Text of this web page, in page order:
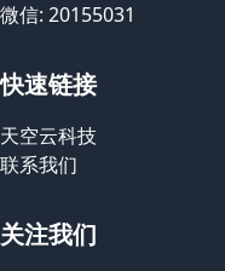
微信: 20155031
快速链接
天空云科技
联系我们
关注我们